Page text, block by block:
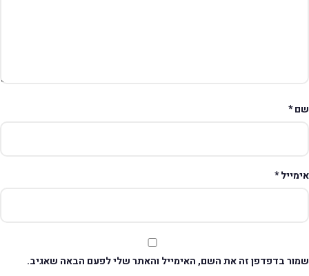
*
*
בדפדפן זה את השם, האימייל והאתר שלי לפעם הבאה שאגיב.